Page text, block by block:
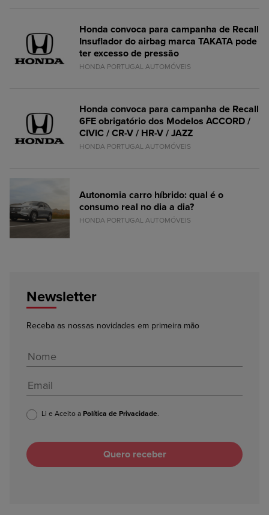
Honda convoca para campanha de Recall
Insuflador do airbag marca TAKATA pode
ter excesso de pressão
HONDA PORTUGAL AUTOMÓVEIS
Honda convoca para campanha de Recall
6FE obrigatório dos Modelos ACCORD /
CIVIC / CR-V / HR-V / JAZZ
HONDA PORTUGAL AUTOMÓVEIS
Autonomia carro híbrido: qual é o
consumo real no dia a dia?
HONDA PORTUGAL AUTOMÓVEIS
Newsletter
Receba as nossas novidades em primeira mão
Li e Aceito a Política de Privacidade